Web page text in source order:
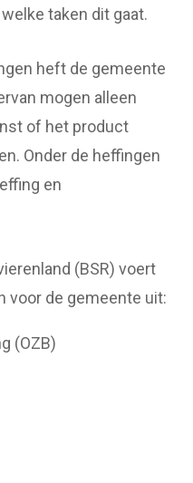
taken dit gaat.
heft de gemeente
mogen alleen
of het product
Onder de heffingen
en
(BSR) voert
voor de gemeente uit:
(OZB)